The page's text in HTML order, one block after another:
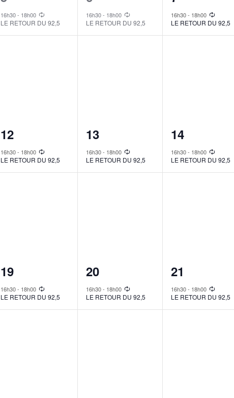
event,
16h30- 18h00
LE RETOUR DU 92,5
event,
16h30- 18h00
LE RETOUR DU 92,5
event,
16h30- 18h00
LE RETOUR DU 92,5
1
event,
12
16h30- 18h00
LE RETOUR DU 92,5
1
event,
13
16h30- 18h00
LE RETOUR DU 92,5
1
event,
14
16h30- 18h00
LE RETOUR DU 92,5
1
event,
19
16h30- 18h00
LE RETOUR DU 92,5
1
event,
20
16h30- 18h00
LE RETOUR DU 92,5
1
event,
21
16h30- 18h00
LE RETOUR DU 92,5